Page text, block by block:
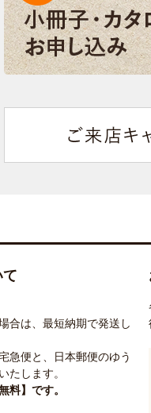
合は、最短納期で発送し
急便と、日本郵便のゆう
たします。
料】です。